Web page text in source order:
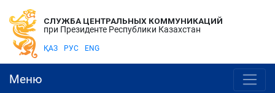
СЛУЖБА ЦЕНТРАЛЬНЫХ КОММУНИКАЦИЙ
при Президенте Республики Казахстан
ҚАЗ РУС ENG
Меню